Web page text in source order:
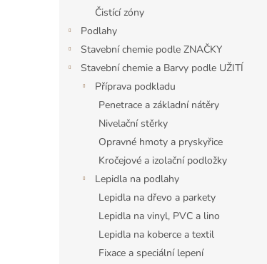
Čistící zóny
Podlahy
Stavební chemie podle ZNAČKY
Stavební chemie a Barvy podle UŽITÍ
Příprava podkladu
Penetrace a základní nátěry
Nivelační stěrky
Opravné hmoty a pryskyřice
Kročejové a izolační podložky
Lepidla na podlahy
Lepidla na dřevo a parkety
Lepidla na vinyl, PVC a lino
Lepidla na koberce a textil
Fixace a speciální lepení